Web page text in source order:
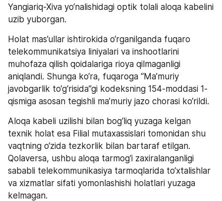
Yangiariq-Xiva yo‘nalishidagi optik tolali aloqa kabelini
uzib yuborgan.
Holat mas’ullar ishtirokida o‘rganilganda fuqaro
telekommunikatsiya liniyalari va inshootlarini
muhofaza qilish qoidalariga rioya qilmaganligi
aniqlandi. Shunga ko‘ra, fuqaroga “Ma’muriy
javobgarlik to‘g‘risida”gi kodeksning 154-moddasi 1-
qismiga asosan tegishli ma’muriy jazo chorasi ko‘rildi.
Aloqa kabeli uzilishi bilan bog‘liq yuzaga kelgan
texnik holat esa Filial mutaxassislari tomonidan shu
vaqtning o‘zida tezkorlik bilan bartaraf etilgan.
Qolaversa, ushbu aloqa tarmog‘i zaxiralanganligi
sababli telekommunikasiya tarmoqlarida to‘xtalishlar
va xizmatlar sifati yomonlashishi holatlari yuzaga
kelmagan.